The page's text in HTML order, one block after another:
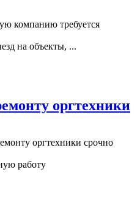
компанию требуется
на объекты, ...
оргтехники
оргтехники срочно
работу